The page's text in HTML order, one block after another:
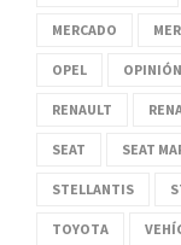
MERCADO
OPEL OPINIÓN
RENAULT
SEAT SEAT
STELLANTIS
TOYOTA